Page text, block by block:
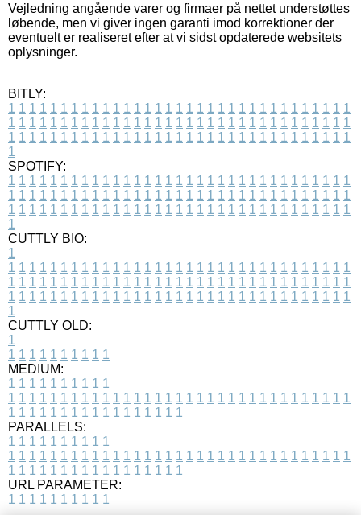
Vejledning angående varer og firmaer på nettet understøttes
løbende, men vi giver ingen garanti imod korrektioner der
eventuelt er realiseret efter at vi sidst opdaterede websitets
oplysninger.
BITLY:
1 1 1 1 1 1 1 1 1 1 1 1 1 1 1 1 1 1 1 1 1 1 1 1 1 1 1 1 1 1 1 1 1
1 1 1 1 1 1 1 1 1 1 1 1 1 1 1 1 1 1 1 1 1 1 1 1 1 1 1 1 1 1 1 1 1
1 1 1 1 1 1 1 1 1 1 1 1 1 1 1 1 1 1 1 1 1 1 1 1 1 1 1 1 1 1 1 1 1
1
SPOTIFY:
1 1 1 1 1 1 1 1 1 1 1 1 1 1 1 1 1 1 1 1 1 1 1 1 1 1 1 1 1 1 1 1 1
1 1 1 1 1 1 1 1 1 1 1 1 1 1 1 1 1 1 1 1 1 1 1 1 1 1 1 1 1 1 1 1 1
1 1 1 1 1 1 1 1 1 1 1 1 1 1 1 1 1 1 1 1 1 1 1 1 1 1 1 1 1 1 1 1 1
1
CUTTLY BIO:
1
1 1 1 1 1 1 1 1 1 1 1 1 1 1 1 1 1 1 1 1 1 1 1 1 1 1 1 1 1 1 1 1 1
1 1 1 1 1 1 1 1 1 1 1 1 1 1 1 1 1 1 1 1 1 1 1 1 1 1 1 1 1 1 1 1 1
1 1 1 1 1 1 1 1 1 1 1 1 1 1 1 1 1 1 1 1 1 1 1 1 1 1 1 1 1 1 1 1 1
1
CUTTLY OLD:
1
1 1 1 1 1 1 1 1 1 1
MEDIUM:
1 1 1 1 1 1 1 1 1 1
1 1 1 1 1 1 1 1 1 1 1 1 1 1 1 1 1 1 1 1 1 1 1 1 1 1 1 1 1 1 1 1 1
1 1 1 1 1 1 1 1 1 1 1 1 1 1 1 1 1
PARALLELS:
1 1 1 1 1 1 1 1 1 1
1 1 1 1 1 1 1 1 1 1 1 1 1 1 1 1 1 1 1 1 1 1 1 1 1 1 1 1 1 1 1 1 1
1 1 1 1 1 1 1 1 1 1 1 1 1 1 1 1 1
URL PARAMETER:
1 1 1 1 1 1 1 1 1 1